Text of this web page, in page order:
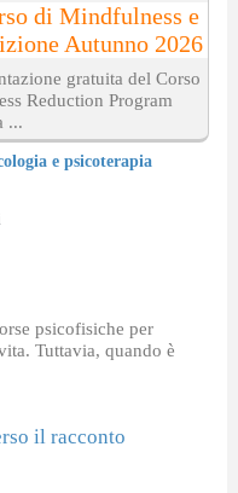
di Mindfulness e
Autunno 2026
gratuita del Corso
Reduction Program
...
e psicoterapia
psicofisiche per
Tuttavia, quando è
il racconto